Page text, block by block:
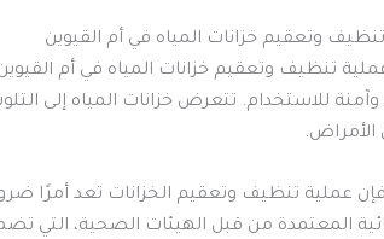
وتعقيم خزانات المياه في أم القيوين
تنظيف وتعقيم خزانات المياه في أم
للاستخدام. تتعرض خزانات المياه إلى
الأمراض.
عملية تنظيف وتعقيم الخزانات تعد أمرًا
المعتمدة من قبل الهيئات الصحية، التي